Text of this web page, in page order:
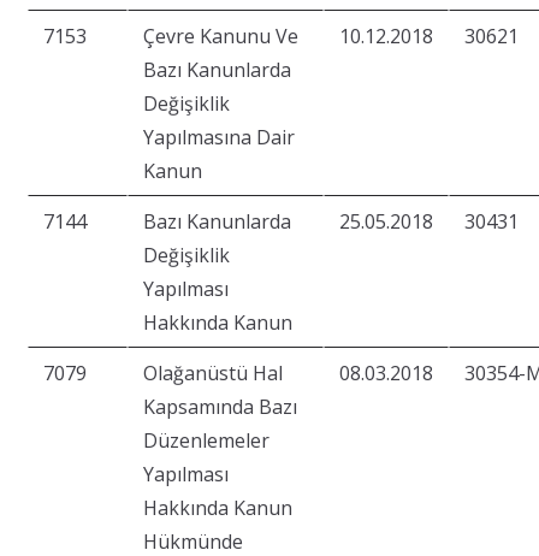
7153
Çevre Kanunu Ve
Bazı Kanunlarda
Değişiklik
Yapılmasına Dair
Kanun
10.12.2018 30621
7144
Bazı Kanunlarda
Değişiklik
Yapılması
Hakkında Kanun
25.05.2018 30431
7079
Olağanüstü Hal
Kapsamında Bazı
Düzenlemeler
Yapılması
Hakkında Kanun
Hükmünde
08.03.2018 30354-